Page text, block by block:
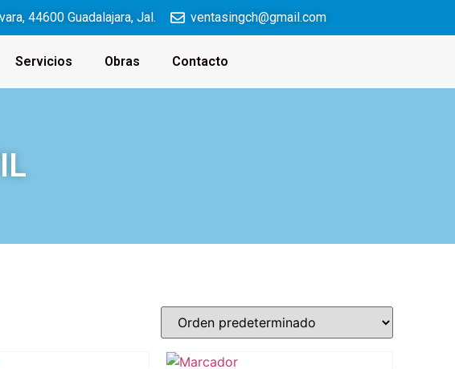
44600 Guadalajara, Jal. ventasingch@gmail.com
Servicios Obras Contacto